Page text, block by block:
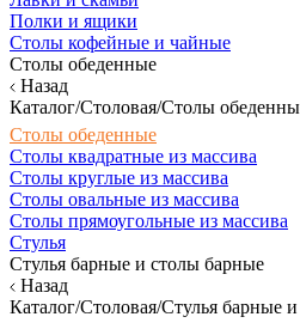
Полки и ящики
Столы кофейные и чайные
Столы обеденные
Назад
Каталог/Столовая/Столы
Столы обеденные
Столы квадратные из массива
Столы круглые из массива
Столы овальные из массива
Столы прямоугольные из массива
Стулья
Стулья барные и столы барные
Назад
Каталог/Столовая/Стулья барные